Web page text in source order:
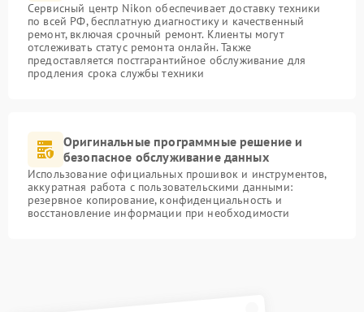
Сервисный центр Nikon обеспечивает доставку техники
по всей РФ, бесплатную диагностику и качественный
ремонт, включая срочный ремонт. Клиенты могут
отслеживать статус ремонта онлайн. Также
предоставляется постгарантийное обслуживание для
продления срока службы техники
Оригинальные программные решение и
безопасное обслуживание данных
Использование официальных прошивок и инструментов,
аккуратная работа с пользовательскими данными:
резервное копирование, конфиденциальность и
восстановление информации при необходимости